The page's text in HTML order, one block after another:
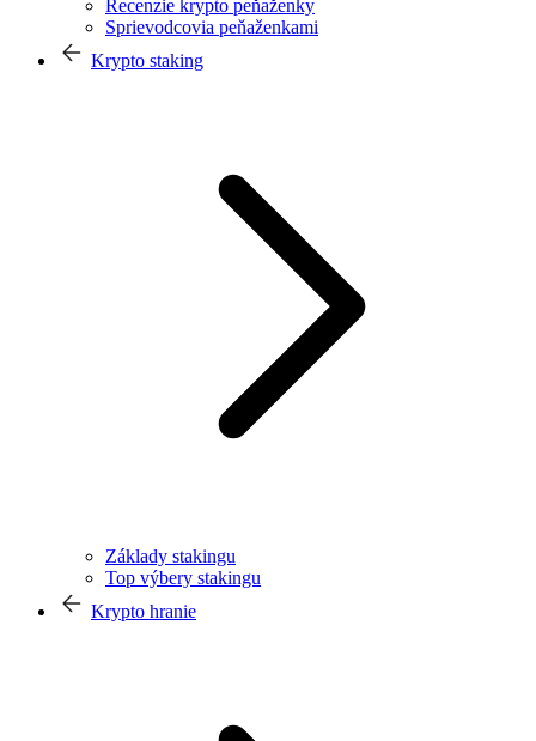
Recenzie krypto peňaženky
Sprievodcovia peňaženkami
Krypto staking
Základy stakingu
Top výbery stakingu
Krypto hranie